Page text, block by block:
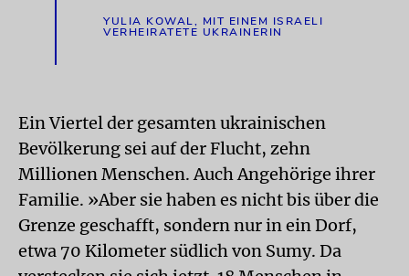
YULIA KOWAL, MIT EINEM ISRAELI
VERHEIRATETE UKRAINERIN
Ein Viertel der gesamten ukrainischen
Bevölkerung sei auf der Flucht, zehn
Millionen Menschen. Auch Angehörige ihrer
Familie. »Aber sie haben es nicht bis über die
Grenze geschafft, sondern nur in ein Dorf,
etwa 70 Kilometer südlich von Sumy. Da